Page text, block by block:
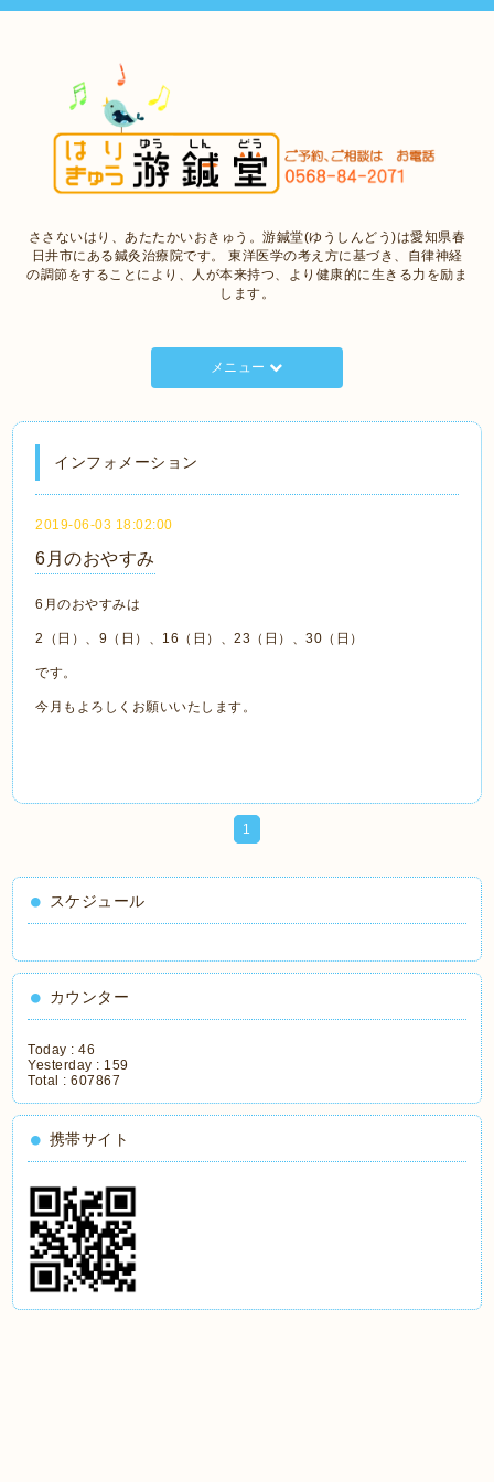
ささないはり、あたたかいおきゅう。游鍼堂(ゆうしんどう)は愛知県春
日井市にある鍼灸治療院です。 東洋医学の考え方に基づき、自律神経
の調節をすることにより、人が本来持つ、より健康的に生きる力を励ま
します。
メニュー
インフォメーション
2019-06-03 18:02:00
6月のおやすみ
6月のおやすみは
2（日）、9（日）、16（日）、23（日）、30（日）
です。
今月もよろしくお願いいたします。
1
スケジュール
カウンター
Today :46
Yesterday : 159
Total :607867
携帯サイト